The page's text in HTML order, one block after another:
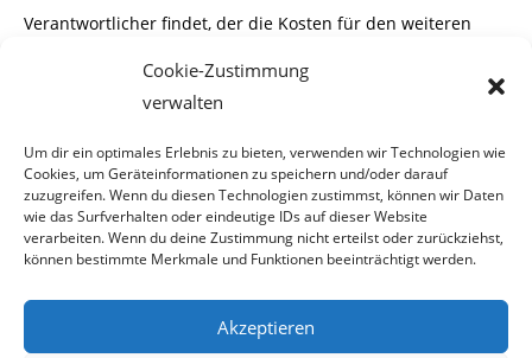
Cookie-Zustimmung
verwalten
Um dir ein optimales Erlebnis zu bieten, verwenden wir Technologien wie
Cookies, um Geräteinformationen zu speichern und/oder darauf
zuzugreifen. Wenn du diesen Technologien zustimmst, können wir Daten
wie das Surfverhalten oder eindeutige IDs auf dieser Website
verarbeiten. Wenn du deine Zustimmung nicht erteilst oder zurückziehst,
können bestimmte Merkmale und Funktionen beeinträchtigt werden.
Akzeptieren
Verantwortlicher findet, der die Kosten für den weiteren
nimmt. Auch müsste dieser für die Schäden haften, die
Straftaten entstehen.
Es wäre höchst interessant wie viele Personen dann noch
übrigbleiben, die sich für den